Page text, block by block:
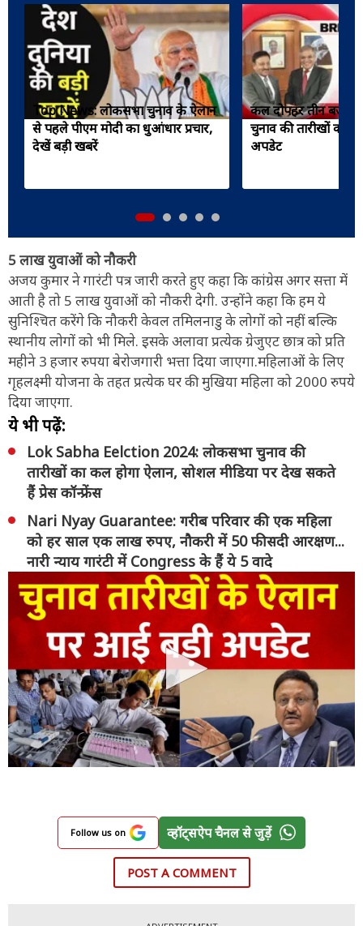
Top News: लोकसभा चुनाव के ऐलान
से पहले पीएम मोदी का धुआंधार प्रचार,
देखें बड़ी खबरें
कल दोपहर तीन बजे
चुनाव की तारीखों का
अपडेट
5 लाख युवाओं को नौकरी
अजय कुमार ने गारंटी पत्र जारी करते हुए कहा कि कांग्रेस अगर सत्ता में
आती है तो 5 लाख युवाओं को नौकरी देगी. उन्होंने कहा कि हम ये
सुनिश्चित करेंगे कि नौकरी केवल तमिलनाडु के लोगों को नहीं बल्कि
स्थानीय लोगों को भी मिले. इसके अलावा प्रत्येक ग्रेजुएट छात्र को प्रति
महीने 3 हजार रुपया बेरोजगारी भत्ता दिया जाएगा.महिलाओं के लिए
गृहलक्ष्मी योजना के तहत प्रत्येक घर की मुखिया महिला को 2000 रुपये
दिया जाएगा.
ये भी पढ़ें:
Lok Sabha Eelction 2024: लोकसभा चुनाव की
तारीखों का कल होगा ऐलान, सोशल मीडिया पर देख सकते
हैं प्रेस कॉन्फ्रेंस
Nari Nyay Guarantee: गरीब परिवार की एक महिला
को हर साल एक लाख रुपए, नौकरी में 50 फीसदी आरक्षण...
नारी न्याय गारंटी में Congress के हैं ये 5 वादे
Follow us on व्हॉट्सऐप चैनल से जुड़ें
POST A COMMENT